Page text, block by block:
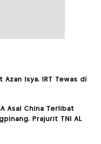
Azan Isya, IRT Tewas di
Asal China Terlibat
Prajurit TNI AL